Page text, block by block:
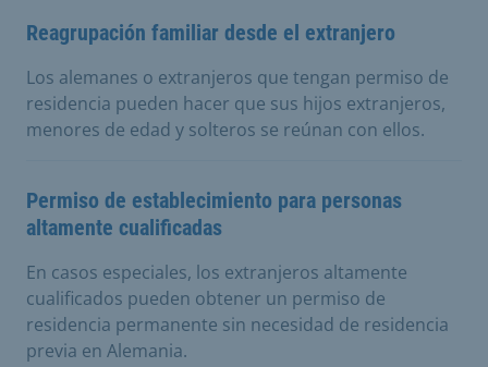
Reagrupación familiar desde el extranjero
Los alemanes o extranjeros que tengan permiso de
residencia pueden hacer que sus hijos extranjeros,
menores de edad y solteros se reúnan con ellos.
Permiso de establecimiento para personas
altamente cualificadas
En casos especiales, los extranjeros altamente
cualificados pueden obtener un permiso de
residencia permanente sin necesidad de residencia
previa en Alemania.